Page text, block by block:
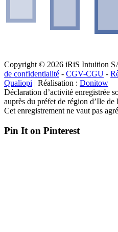
Copyright © 2026 iRiS Intuition
de confidentialité - CGV-CGU -
Qualiopi | Réalisation : Donitow
Déclaration d’activité enregistrée
auprès du préfet de région d’Ile de
Cet enregistrement ne vaut pas
Pin It on Pinterest